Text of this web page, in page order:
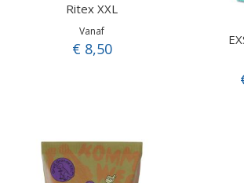
Ritex XXL
Vanaf
€ 8,50